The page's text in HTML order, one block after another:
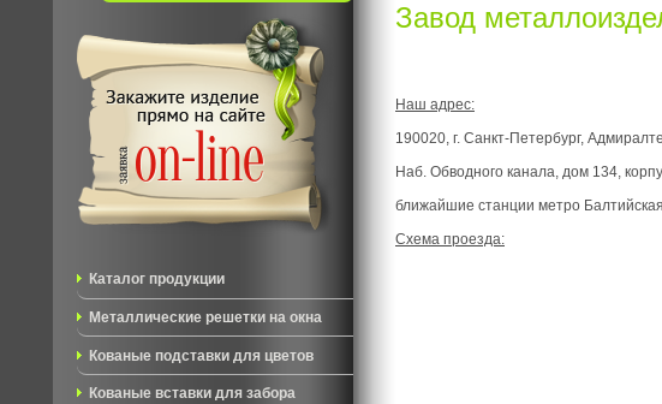
Каталог продукции
Металлические решетки на окна
Кованые подставки для цветов
Кованые вставки для забора
Завод
Наш адрес:
190020, г. Санкт-Петербург,
Наб. Обводного канала, дом 134,
ближайшие станции метро
Схема проезда: